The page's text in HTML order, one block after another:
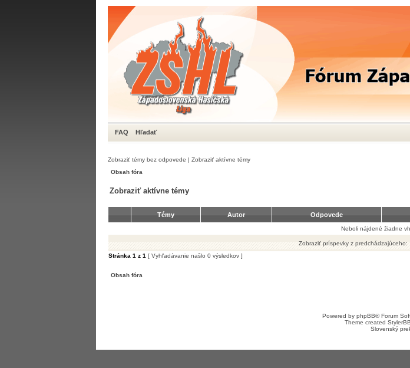
FAQ Hľadať
Zobraziť témy bez odpovede | Zobraziť aktívne témy
Obsah fóra
Zobraziť aktívne témy
Témy Autor Odpovede
Neboli nájdené žiadne
Zobraziť príspevky z predchádzajúceho:
Stránka 1 z 1 [ Vyhľadávanie našlo 0 výsledkov ]
Obsah fóra
Powered by phpBB® Forum
Theme created
Slovenský